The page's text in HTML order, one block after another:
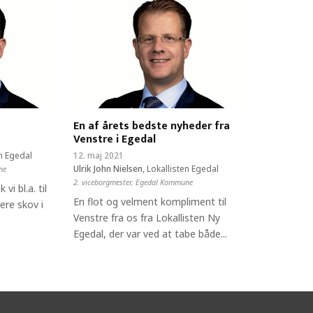
Egedal
vi bl.a. til
skov i
En af årets bedste nyheder fra
Venstre i Egedal
12. maj 2021
Ulrik John Nielsen, Lokallisten Egedal
2. viceborgmester, Egedal Kommune
En flot og velment kompliment til
Venstre fra os fra Lokallisten Ny
Egedal, der var ved at tabe både...